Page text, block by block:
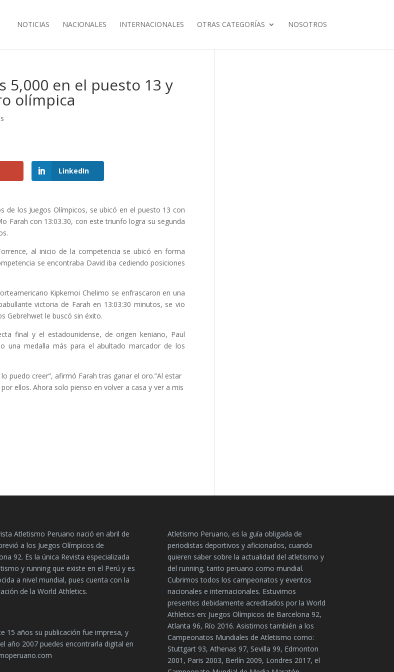
NOTICIAS NACIONALES INTERNACIONALES OTRAS CATEGORÍAS NOSOTROS
5,000 en el puesto 13 y
olímpica
LinkedIn
de los Juegos Olímpicos, se ubicó en el puesto 13 con
Farah con 13:03.30, con este triunfo logra su segunda
al inicio de la competencia se ubicó en forma
se encontraba David iba cediendo posiciones
Kipkemoi Chelimo se enfrascaron en una
victoria de Farah en 13:03:30 minutos, se vio
Gebrehwet le buscó sin éxito.
final y el estadounidense, de origen keniano, Paul
una medalla más para el abultado marcador de los
puedo creer”, afirmó Farah tras ganar el oro.”Al estar
ellos. Ahora solo pienso en volver a casa y ver a mis
Atletismo Peruano nació en abril de
a los Juegos Olímpicos de
92. Es la única Revista especializada
y running que existe en el Perú y es
a nivel mundial, pues cuenta con la
de la World Athletics.
15 años su publicación fue impresa, y
año 2007 puedes encontrarla digital en
Atletismo Peruano, es la guía obligada de
periodistas deportivos y aficionados, cuando
quieren saber sobre la actualidad del atletismo y
del running, tanto peruano como mundial.
Cubrimos todos los campeonatos y eventos
nacionales e internacionales. Estuvimos
presentes debidamente acreditados por la World
Athletics en: Juegos Olímpicos de Barcelona 92,
Atlanta 96, Río 2016. Asistimos también a los
Campeonatos Mundiales de Atletismo como:
Stuttgart 93, Athenas 97, Sevilla 99, Edmonton
2001, Paris 2003, Berlín 2009, Londres 2017, el